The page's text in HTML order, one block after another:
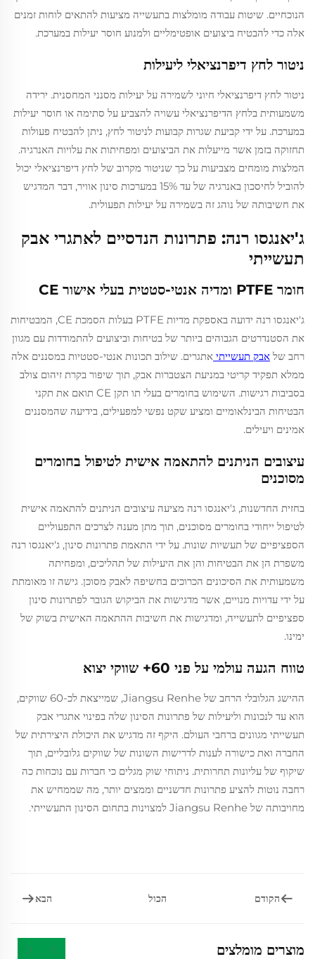
הנוכחיים. שיטות עבודה מומלצות בתעשייה מציעות להתאים לוחות זמנים
אלה כדי להבטיח ביצועים אופטימליים ולמנוע חוסר יעילות במערכת.
ניטור לחץ דיפרנציאלי ליעילות
ניטור לחץ דיפרנציאלי חיוני לשמירה על יעילות מסנני המחסנית. ירידה
משמעותית בלחץ הדיפרנציאלי עשויה להצביע על סתימה או חוסר יעילות
במערכת. על ידי קביעת שגרות קבועות לניטור לחץ, ניתן להבטיח פעולות
תחזוקה בזמן אשר מייעלות את הביצועים ומפחיתות את עלויות האנרגיה.
המלצות מומחים מצביעות על כך שניטור מקרוב של לחץ דיפרנציאלי יכול
להוביל לחיסכון באנרגיה של עד 15% במערכות סינון אוויר, דבר המדגיש
את חשיבותה של נוהג זה בשמירה על יעילות תפעולית.
ג'יאנגסו רנה: פתרונות הנדסיים לאתגרי אבק
תעשייתי
חומר PTFE ומדיה אנטי-סטטית בעלי אישור CE
ג'יאנגסו רנה ידועה באספקת מדיות PTFE בעלות הסמכת CE, המבטיחות
את הסטנדרטים הגבוהים ביותר של בטיחות וביצועים להתמודדות עם מגוון
רחב של אבק תעשייתי אתגרים. שילוב תכונות אנטי-סטטיות במסננים אלה
ממלא תפקיד קריטי במניעת הצטברות אבק, תוך שיפור בקרת זיהום צולב
בסביבות רגישות. השימוש בחומרים בעלי תו תקן CE תואם את תקני
הבטיחות הבינלאומיים ומציע שקט נפשי למפעילים, בידיעה שהמסננים
אמינים ויעילים.
עיצובים הניתנים להתאמה אישית לטיפול בחומרים
מסוכנים
בחזית החדשנות, ג'יאנגסו רנה מציעה עיצובים הניתנים להתאמה אישית
לטיפול ייחודי בחומרים מסוכנים, תוך מתן מענה לצרכים התפעוליים
הספציפיים של תעשיות שונות. על ידי התאמת פתרונות סינון, ג'יאנגסו רנה
משפרת הן את הבטיחות והן את היעילות של תהליכים, ומפחיתה
משמעותית את הסיכונים הכרוכים בחשיפה לאבק מסוכן. גישה זו מאומתת
על ידי עדויות מנויים, אשר מדגישות את הביקוש הגובר לפתרונות סינון
ספציפיים לתעשייה, ומדגישות את חשיבות ההתאמה האישית בשוק של
ימינו.
טווח הגעה עולמי על פני 60+ שווקי יצוא
ההישג הגלובלי הרחב של Jiangsu Renhe, שמייצאת לכ-60 שווקים,
הוא עד לנכונות וליעילות של פתרונות הסינון שלה בפינוי אתגרי אבק
תעשייתי מגוונים ברחבי העולם. היקף זה מדגיש את היכולת היצירתית של
החברה ואת כישורה לענות לדרישות השונות של שווקים גלובליים, תוך
שיקוף של עליונות תחרותית. ניתוחי שוק מגלים כי חברות עם נוכחות כה
רחבה נוטות להציע פתרונות חדשניים וממצים יותר, מה שממחיש את
מחויבותה של Jiangsu Renhe למצוינות בתחום הסינון התעשייתי.
הקודם הכול הבא
מוצרים מומלצים